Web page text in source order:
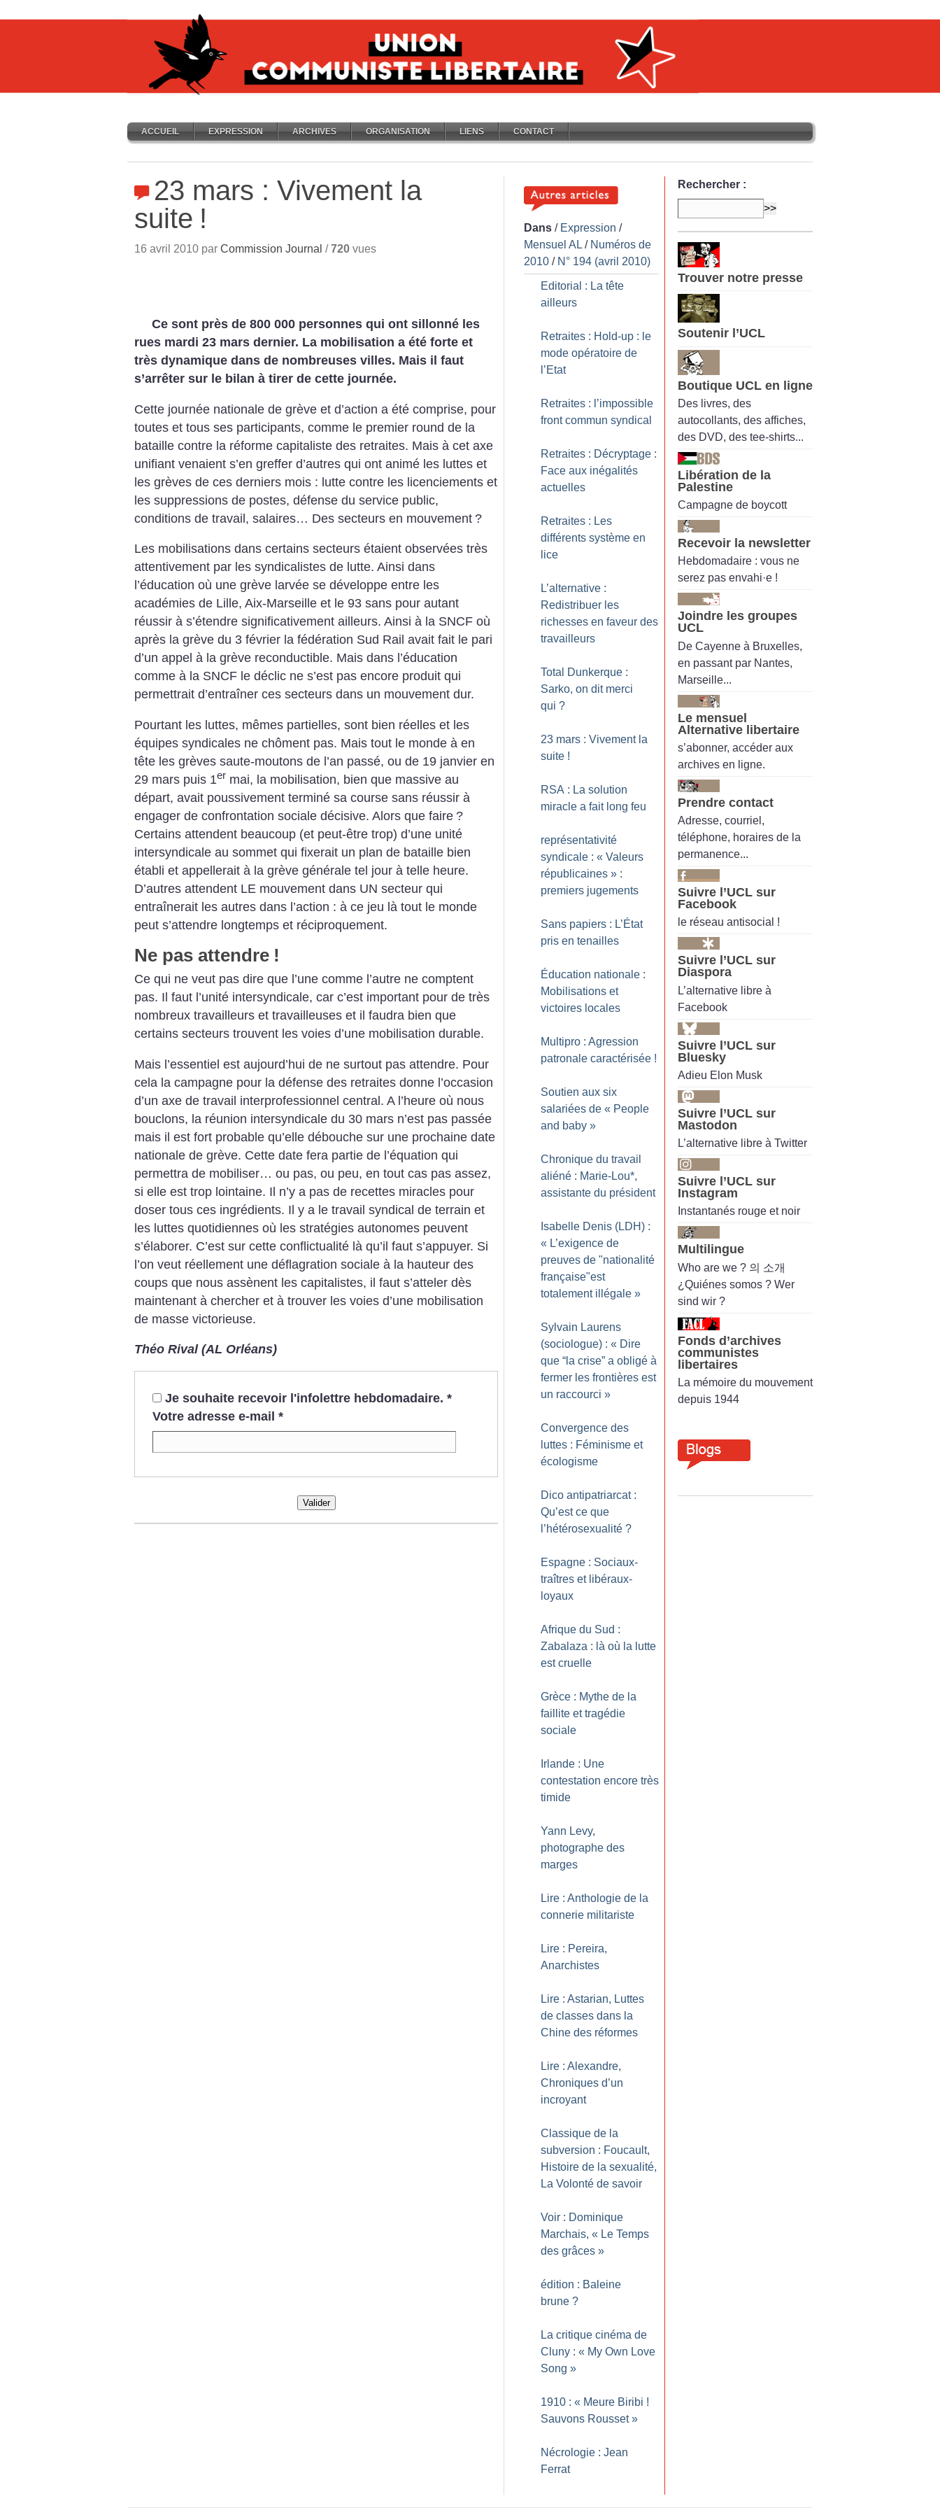
ACCUEIL EXPRESSION ARCHIVES ORGANISATION LIENS CONTACT
23 mars : Vivement la
suite !
16 avril 2010 par Commission Journal /720 vues
Ce sont près de 800 000 personnes qui ont sillonné les
rues mardi 23 mars dernier. La mobilisation a été forte et
très dynamique dans de nombreuses villes. Mais il faut
s’arrêter sur le bilan à tirer de cette journée.
Cette journée nationale de grève et d’action a été comprise, pour
toutes et tous ses participants, comme le premier round de la
bataille contre la réforme capitaliste des retraites. Mais à cet axe
unifiant venaient s’en greffer d’autres qui ont animé les luttes et
les grèves de ces derniers mois : lutte contre les licenciements et
les suppressions de postes, défense du service public,
conditions de travail, salaires… Des secteurs en mouvement ?
Les mobilisations dans certains secteurs étaient observées très
attentivement par les syndicalistes de lutte. Ainsi dans
l’éducation où une grève larvée se développe entre les
académies de Lille, Aix-Marseille et le 93 sans pour autant
réussir à s’étendre significativement ailleurs. Ainsi à la SNCF où
après la grève du 3 février la fédération Sud Rail avait fait le pari
d’un appel à la grève reconductible. Mais dans l’éducation
comme à la SNCF le déclic ne s’est pas encore produit qui
permettrait d’entraîner ces secteurs dans un mouvement dur.
Pourtant les luttes, mêmes partielles, sont bien réelles et les
équipes syndicales ne chôment pas. Mais tout le monde à en
tête les grèves saute-moutons de l’an passé, ou de 19 janvier en
29 mars puis 1er mai, la mobilisation, bien que massive au
départ, avait poussivement terminé sa course sans réussir à
engager de confrontation sociale décisive. Alors que faire ?
Certains attendent beaucoup (et peut-être trop) d’une unité
intersyndicale au sommet qui fixerait un plan de bataille bien
établi et appellerait à la grève générale tel jour à telle heure.
D’autres attendent LE mouvement dans UN secteur qui
entraînerait les autres dans l’action : à ce jeu là tout le monde
peut s’attendre longtemps et réciproquement.
Ne pas attendre !
Ce qui ne veut pas dire que l’une comme l’autre ne comptent
pas. Il faut l’unité intersyndicale, car c’est important pour de très
nombreux travailleurs et travailleuses et il faudra bien que
certains secteurs trouvent les voies d’une mobilisation durable.
Mais l’essentiel est aujourd’hui de ne surtout pas attendre. Pour
cela la campagne pour la défense des retraites donne l’occasion
d’un axe de travail interprofessionnel central. A l’heure où nous
bouclons, la réunion intersyndicale du 30 mars n’est pas passée
mais il est fort probable qu’elle débouche sur une prochaine date
nationale de grève. Cette date fera partie de l’équation qui
permettra de mobiliser… ou pas, ou peu, en tout cas pas assez,
si elle est trop lointaine. Il n’y a pas de recettes miracles pour
doser tous ces ingrédients. Il y a le travail syndical de terrain et
les luttes quotidiennes où les stratégies autonomes peuvent
s’élaborer. C’est sur cette conflictualité là qu’il faut s’appuyer. Si
l’on veut réellement une déflagration sociale à la hauteur des
coups que nous assènent les capitalistes, il faut s’atteler dès
maintenant à chercher et à trouver les voies d’une mobilisation
de masse victorieuse.
Théo Rival (AL Orléans)
Je souhaite recevoir l'infolettre hebdomadaire. *
Votre adresse e-mail *
Valider
Dans / Expression /
Mensuel AL / Numéros de
2010 / N° 194 (avril 2010)
Editorial : La tête
ailleurs
Retraites : Hold-up : le
mode opératoire de
l’Etat
Retraites : l’impossible
front commun syndical
Retraites : Décryptage :
Face aux inégalités
actuelles
Retraites : Les
différents système en
lice
L’alternative :
Redistribuer les
richesses en faveur des
travailleurs
Total Dunkerque :
Sarko, on dit merci
qui ?
23 mars : Vivement la
suite !
RSA : La solution
miracle a fait long feu
représentativité
syndicale : « Valeurs
républicaines » :
premiers jugements
Sans papiers : L’État
pris en tenailles
Éducation nationale :
Mobilisations et
victoires locales
Multipro : Agression
patronale caractérisée !
Soutien aux six
salariées de « People
and baby »
Chronique du travail
aliéné : Marie-Lou*,
assistante du président
Isabelle Denis (LDH) :
« L’exigence de
preuves de "nationalité
française"est
totalement illégale »
Sylvain Laurens
(sociologue) : « Dire
que “la crise” a obligé à
fermer les frontières est
un raccourci »
Convergence des
luttes : Féminisme et
écologisme
Dico antipatriarcat :
Qu’est ce que
l’hétérosexualité ?
Espagne : Sociaux-
traîtres et libéraux-
loyaux
Afrique du Sud :
Zabalaza : là où la lutte
est cruelle
Grèce : Mythe de la
faillite et tragédie
sociale
Irlande : Une
contestation encore très
timide
Yann Levy,
photographe des
marges
Lire : Anthologie de la
connerie militariste
Lire : Pereira,
Anarchistes
Lire : Astarian, Luttes
de classes dans la
Chine des réformes
Lire : Alexandre,
Chroniques d’un
incroyant
Classique de la
subversion : Foucault,
Histoire de la sexualité,
La Volonté de savoir
Voir : Dominique
Marchais, « Le Temps
des grâces »
édition : Baleine
brune ?
La critique cinéma de
Cluny : « My Own Love
Song »
1910 : « Meure Biribi !
Sauvons Rousset »
Nécrologie : Jean
Ferrat
Rechercher :
Trouver notre presse
Soutenir l’UCL
Boutique UCL en ligne
Des livres, des
autocollants, des affiches,
des DVD, des tee-shirts...
Libération de la
Palestine
Campagne de boycott
Recevoir la newsletter
Hebdomadaire : vous ne
serez pas envahi·e !
Joindre les groupes
UCL
De Cayenne à Bruxelles,
en passant par Nantes,
Marseille...
Le mensuel
Alternative libertaire
s’abonner, accéder aux
archives en ligne.
Prendre contact
Adresse, courriel,
téléphone, horaires de la
permanence...
Suivre l’UCL sur
Facebook
le réseau antisocial !
Suivre l’UCL sur
Diaspora
L’alternative libre à
Facebook
Suivre l’UCL sur
Bluesky
Adieu Elon Musk
Suivre l’UCL sur
Mastodon
L’alternative libre à Twitter
Suivre l’UCL sur
Instagram
Instantanés rouge et noir
Multilingue
Who are we ? 의 소개
¿Quiénes somos ? Wer
sind wir ?
Fonds d’archives
communistes
libertaires
La mémoire du mouvement
depuis 1944